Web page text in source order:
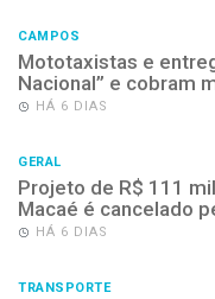
CAMPOS
Mototaxistas e
Nacional” e cobram
HÁ 6 DIAS
GERAL
Projeto de R$ 111
Macaé é cancelado
HÁ 6 DIAS
TRANSPORTE